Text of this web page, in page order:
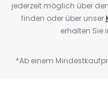
jederzeit möglich über
finden oder über unser
erhalten Sie
*Ab einem